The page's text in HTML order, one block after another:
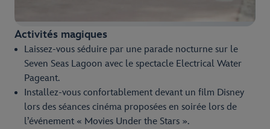
Activités magiques
Laissez-vous séduire par une parade nocturne sur le
Seven Seas Lagoon avec le spectacle Electrical Water
Pageant.
Installez-vous confortablement devant un film Disney
lors des séances cinéma proposées en soirée lors de
l’événement « Movies Under the Stars ».